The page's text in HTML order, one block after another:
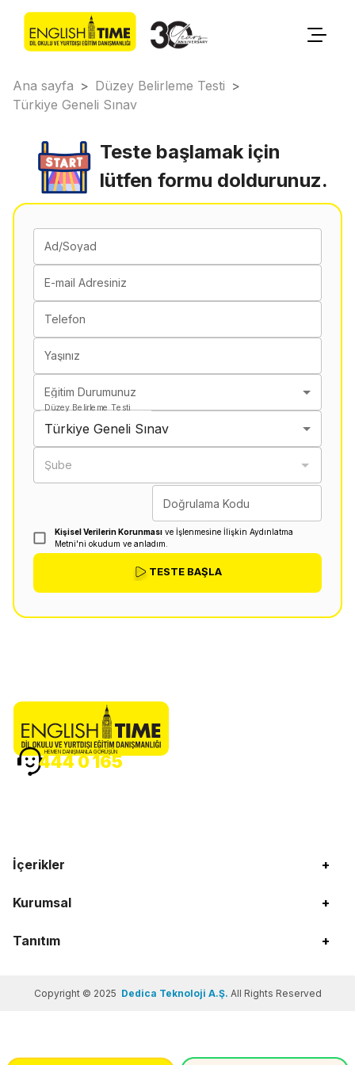
Ana sayfa > Düzey Belirleme Testi >
Türkiye Geneli Sınav
Teste başlamak için
lütfen formu doldurunuz.
Ad/Soyad
E-mail Adresiniz
Telefon
Yaşınız
Eğitim Durumunuz
Düzey Belirleme Testi
Türkiye Geneli Sınav
Şube
Doğrulama Kodu
Kişisel Verilerin Korunması ve İşlenmesine İlişkin Aydınlatma
Metni'ni okudum ve anladım.
TESTE BAŞLA
İçerikler +
Kurumsal +
Tanıtım +
HEMEN DANIŞMANLA GÖRÜŞÜN
444 0 165
Copyright © 2025 Dedica Teknoloji A.Ş. All Rights Reserved